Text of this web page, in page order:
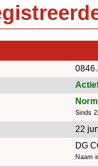
Sinds
22
DG
Naam